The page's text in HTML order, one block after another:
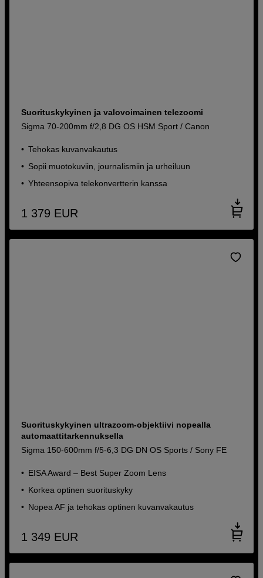
Suorituskykyinen ja valovoimainen telezoomi
Sigma 70-200mm f/2,8 DG OS HSM Sport / Canon
Tehokas kuvanvakautus
Sopii muotokuviin, journalismiin ja urheiluun
Yhteensopiva telekonvertterin kanssa
1 379 EUR
Suorituskykyinen ultrazoom-objektiivi nopealla
automaattitarkennuksella
Sigma 150-600mm f/5-6,3 DG DN OS Sports / Sony FE
EISA Award – Best Super Zoom Lens
Korkea optinen suorituskyky
Nopea AF ja tehokas optinen kuvanvakautus
1 349 EUR